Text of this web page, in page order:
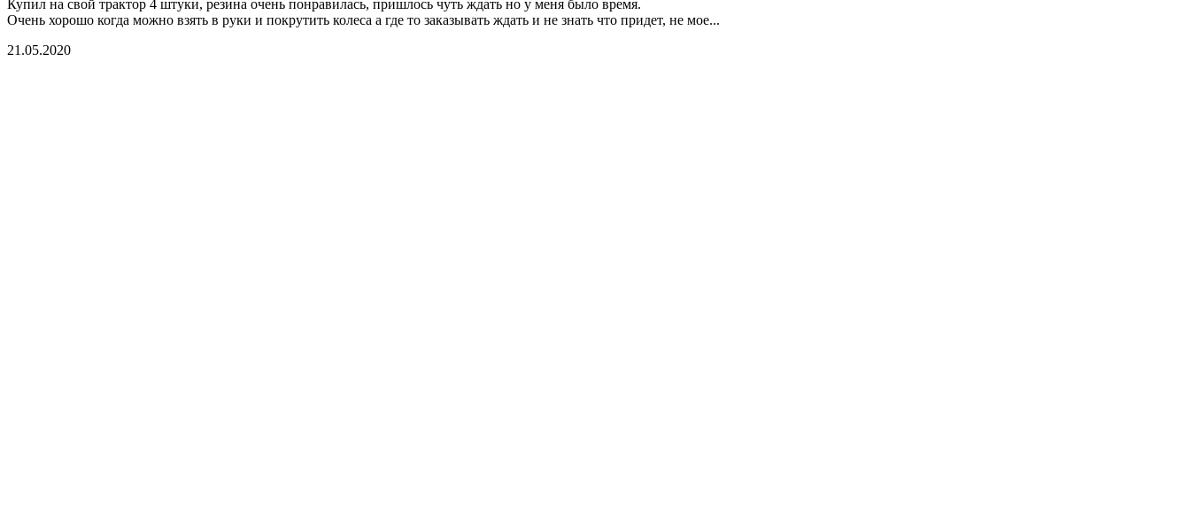
Купил на свой трактор 4 штуки, резина очень понравилась, пришлось чуть ждать но у меня было время.
Очень хорошо когда можно взять в руки и покрутить колеса а где то заказывать ждать и не знать что придет, не мое...
21.05.2020